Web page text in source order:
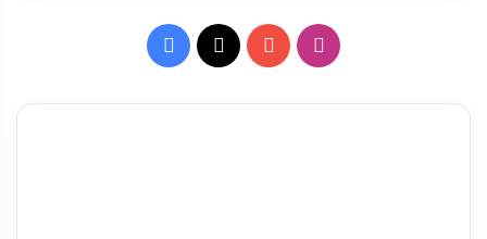
Facebook
X YouTubeInstagram